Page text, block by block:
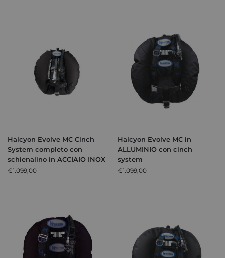
Halcyon Evolve MC Cinch
System completo con
schienalino in ACCIAIO INOX
€1.099,00
Halcyon Evolve MC in
ALLUMINIO con cinch
system
€1.099,00